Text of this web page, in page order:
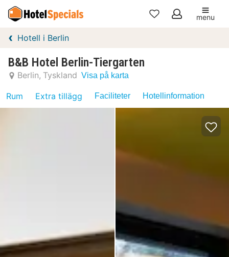
Mina
menu
Hotell i Berlin
B&B Hotel Berlin-Tiergarten
Berlin Tyskland Visa på karta
Rum Extra tillägg Faciliteter Hotellinformation